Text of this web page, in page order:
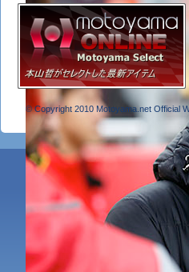
© Copyright 2010 Motoyama.net Official